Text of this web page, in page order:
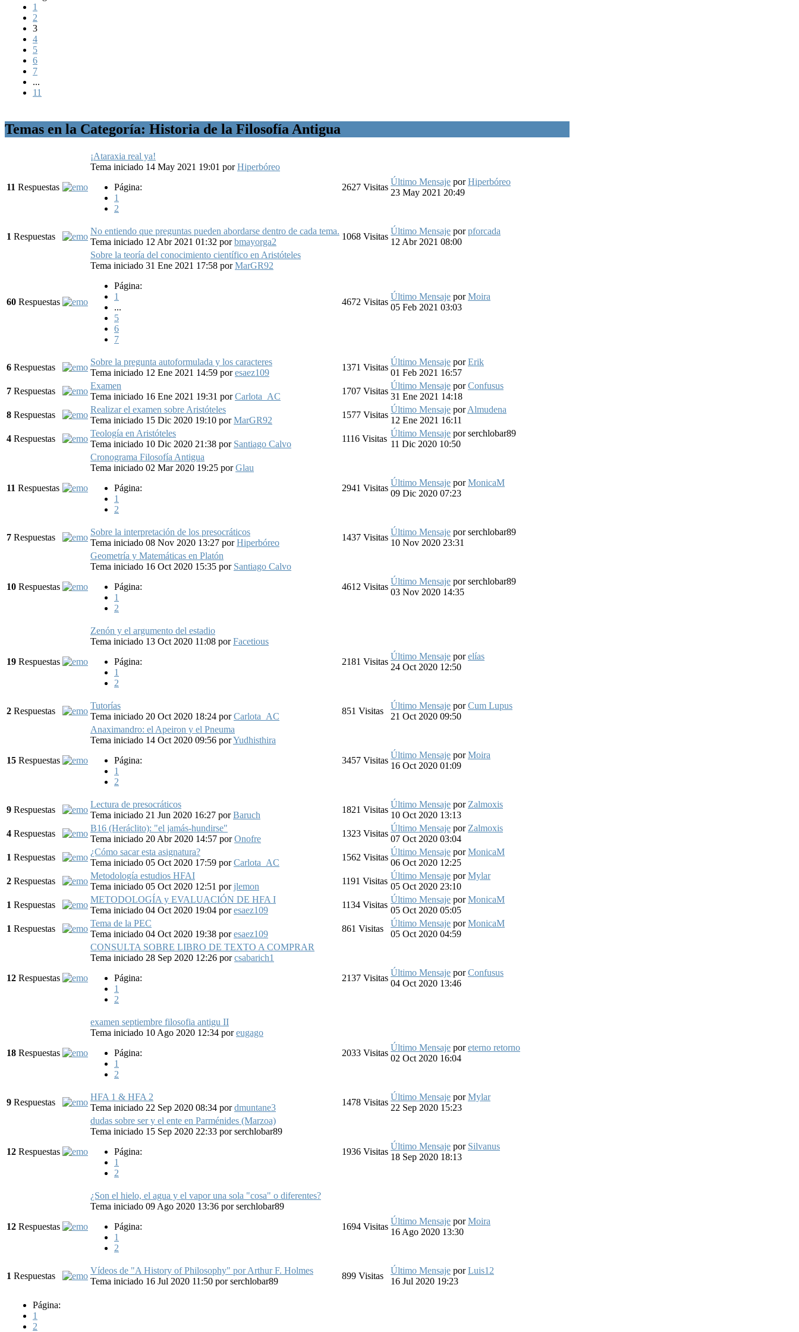
1
2
3
4
5
6
7
...
11
Temas en la Categoría: Historia de la Filosofía Antigua
11 Respuestas
¡Ataraxia real ya!
Tema iniciado 14 May 2021 19:01 porHiperbóreo
Página:
1
2
2627 Visitas
Último Mensaje porHiperbóreo
23 May 2021 20:49
1 Respuestas
No entiendo que preguntas pueden abordarse dentro de cada tema.
Tema iniciado 12 Abr 2021 01:32 porbmayorga2
1068 Visitas
Último Mensaje porpforcada
12 Abr 2021 08:00
60 Respuestas
Sobre la teoría del conocimiento científico en Aristóteles
Tema iniciado 31 Ene 2021 17:58 porMarGR92
Página:
1
...
5
6
7
4672 Visitas
Último Mensaje porMoira
05 Feb 2021 03:03
6 Respuestas
Sobre la pregunta autoformulada y los caracteres
Tema iniciado 12 Ene 2021 14:59 poresaez109
1371 Visitas
Último Mensaje porErik
01 Feb 2021 16:57
7 Respuestas
Examen
Tema iniciado 16 Ene 2021 19:31 porCarlota_AC
1707 Visitas
Último Mensaje porConfusus
31 Ene 2021 14:18
8 Respuestas
Realizar el examen sobre Aristóteles
Tema iniciado 15 Dic 2020 19:10 porMarGR92
1577 Visitas
Último Mensaje porAlmudena
12 Ene 2021 16:11
4 Respuestas
Teología en Aristóteles
Tema iniciado 10 Dic 2020 21:38 por Santiago Calvo
1116 Visitas
Último Mensaje porserchlobar89
11 Dic 2020 10:50
11 Respuestas
Cronograma Filosofía Antigua
Tema iniciado 02 Mar 2020 19:25 porGlau
Página:
1
2
2941 Visitas
Último Mensaje porMonicaM
09 Dic 2020 07:23
7 Respuestas
Sobre la interpretación de los presocráticos
Tema iniciado 08 Nov 2020 13:27 porHiperbóreo
1437 Visitas
Último Mensaje porserchlobar89
10 Nov 2020 23:31
10 Respuestas
Geometría y Matemáticas en Platón
Tema iniciado 16 Oct 2020 15:35 por Santiago Calvo
Página:
1
2
4612 Visitas
Último Mensaje porserchlobar89
03 Nov 2020 14:35
19 Respuestas
Zenón y el argumento del estadio
Tema iniciado 13 Oct 2020 11:08 porFacetious
Página:
1
2
2181 Visitas
Último Mensaje porelías
24 Oct 2020 12:50
2 Respuestas
Tutorías
Tema iniciado 20 Oct 2020 18:24 porCarlota_AC
851 Visitas
Último Mensaje porCum Lupus
21 Oct 2020 09:50
15 Respuestas
Anaximandro: el Apeiron y el Pneuma
Tema iniciado 14 Oct 2020 09:56 porYudhisthira
Página:
1
2
3457 Visitas
Último Mensaje porMoira
16 Oct 2020 01:09
9 Respuestas
Lectura de presocráticos
Tema iniciado 21 Jun 2020 16:27 porBaruch
1821 Visitas
Último Mensaje por Zalmoxis
10 Oct 2020 13:13
4 Respuestas
B16 (Heráclito): "el jamás-hundirse"
Tema iniciado 20 Abr 2020 14:57 porOnofre
1323 Visitas
Último Mensaje por Zalmoxis
07 Oct 2020 03:04
1 Respuestas
¿Cómo sacar esta asignatura?
Tema iniciado 05 Oct 2020 17:59 porCarlota_AC
1562 Visitas
Último Mensaje porMonicaM
06 Oct 2020 12:25
2 Respuestas
Metodología estudios HFAI
Tema iniciado 05 Oct 2020 12:51 porjlemon
1191 Visitas
Último Mensaje porMylar
05 Oct 2020 23:10
1 Respuestas
METODOLOGÍA y EVALUACIÓN DE HFA I
Tema iniciado 04 Oct 2020 19:04 poresaez109
1134 Visitas
Último Mensaje porMonicaM
05 Oct 2020 05:05
1 Respuestas
Tema de la PEC
Tema iniciado 04 Oct 2020 19:38 poresaez109
861 Visitas
Último Mensaje porMonicaM
05 Oct 2020 04:59
12 Respuestas
CONSULTA SOBRE LIBRO DE TEXTO A COMPRAR
Tema iniciado 28 Sep 2020 12:26 porcsabarich1
Página:
1
2
2137 Visitas
Último Mensaje porConfusus
04 Oct 2020 13:46
18 Respuestas
examen septiembre filosofia antigu II
Tema iniciado 10 Ago 2020 12:34 poreugago
Página:
1
2
2033 Visitas
Último Mensaje poreterno retorno
02 Oct 2020 16:04
9 Respuestas
HFA 1 & HFA 2
Tema iniciado 22 Sep 2020 08:34 pordmuntane3
1478 Visitas
Último Mensaje porMylar
22 Sep 2020 15:23
12 Respuestas
dudas sobre ser y el ente en Parménides (Marzoa)
Tema iniciado 15 Sep 2020 22:33 porserchlobar89
Página:
1
2
1936 Visitas
Último Mensaje por Silvanus
18 Sep 2020 18:13
12 Respuestas
¿Son el hielo, el agua y el vapor una sola "cosa" o diferentes?
Tema iniciado 09 Ago 2020 13:36 porserchlobar89
Página:
1
2
1694 Visitas
Último Mensaje porMoira
16 Ago 2020 13:30
1 Respuestas
Vídeos de "A History of Philosophy" por Arthur F. Holmes
Tema iniciado 16 Jul 2020 11:50 porserchlobar89
899 Visitas
Último Mensaje porLuis12
16 Jul 2020 19:23
Página:
1
2